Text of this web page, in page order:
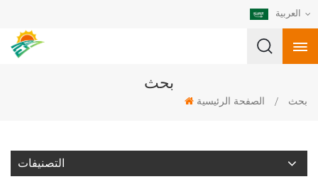
العربية
بحث
الصفحة الرئيسية / بحث
التصنيفات